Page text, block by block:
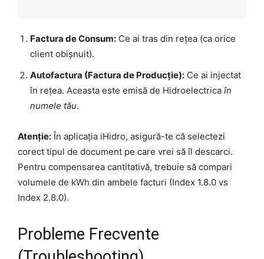
Factura de Consum: Ce ai tras din rețea (ca orice
client obișnuit).
Autofactura (Factura de Producție): Ce ai injectat
în rețea. Aceasta este emisă de Hidroelectrica în
numele tău.
Atenție: În aplicația iHidro, asigură-te că selectezi
corect tipul de document pe care vrei să îl descarci.
Pentru compensarea cantitativă, trebuie să compari
volumele de kWh din ambele facturi (Index 1.8.0 vs
Index 2.8.0).
Probleme Frecvente